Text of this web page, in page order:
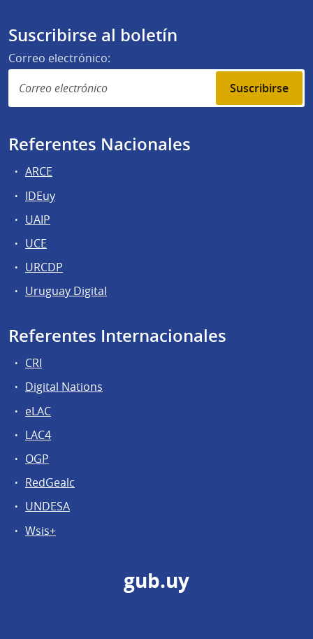
Suscribirse al boletín
Correo electrónico:
Suscribirse
Referentes Nacionales
ARCE
IDEuy
UAIP
UCE
URCDP
Uruguay Digital
Referentes Internacionales
CRI
Digital Nations
eLAC
LAC4
OGP
RedGealc
UNDESA
Wsis+
gub.uy